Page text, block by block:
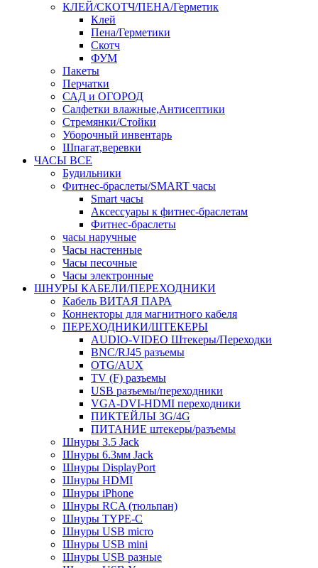
КЛЕЙ/СКОТЧ/ПЕНА/Герметик
Клей
Пена/Герметики
Скотч
ФУМ
Пакеты
Перчатки
САД и ОГОРОД
Салфетки влажные,Антисептики
Стремянки/Стойки
Уборочный инвентарь
Шпагат,веревки
ЧАСЫ ВСЕ
Будильники
Фитнес-браслеты/SMART часы
Smart часы
Аксессуары к фитнес-браслетам
Фитнес-браслеты
часы наручные
Часы настенные
Часы песочные
Часы электронные
ШНУРЫ КАБЕЛИ/ПЕРЕХОДНИКИ
Кабель ВИТАЯ ПАРА
Коннекторы для магнитного кабеля
ПЕРЕХОДНИКИ/ШТЕКЕРЫ
AUDIO-VIDEO Штекеры/Переходки
BNC/RJ45 разъемы
OTG/AUX
TV (F) разъемы
USB разъемы/переходники
VGA-DVI-HDMI переходники
ПИКТЕЙЛЫ 3G/4G
ПИТАНИЕ штекеры/разъемы
Шнуры 3.5 Jack
Шнуры 6.3мм Jack
Шнуры DisplayPort
Шнуры HDMI
Шнуры iPhone
Шнуры RCA (тюльпан)
Шнуры TYPE-C
Шнуры USB micro
Шнуры USB mini
Шнуры USB разные